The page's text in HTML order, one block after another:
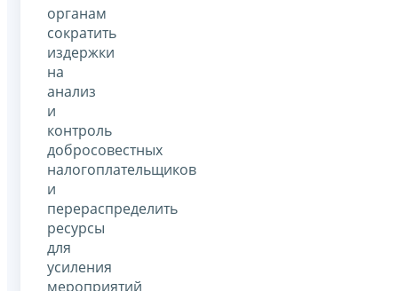
органам
сократить
издержки
на
анализ
и
контроль
добросовестных
налогоплательщиков
и
перераспределить
ресурсы
для
усиления
мероприятий